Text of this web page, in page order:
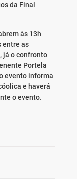
da Final
às 13h
entre as
já o confronto
Portela
evento informa
e haverá
o evento.